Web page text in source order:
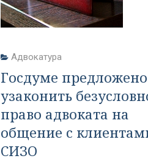
Адвокатура
Госдуме предложено
узаконить
право адвоката на
общение с
СИЗО